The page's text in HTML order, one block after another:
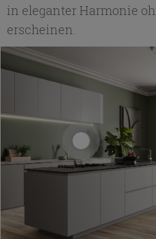
in eleganter Harmonie
erscheinen.